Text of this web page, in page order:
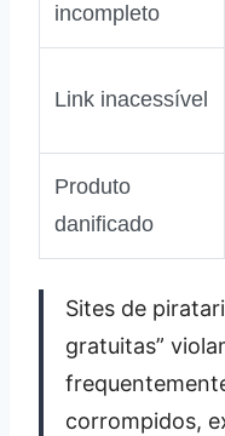
incompleto
Link inacessível
Produto
danificado
Sites de
gratuitas”
corrompidos,